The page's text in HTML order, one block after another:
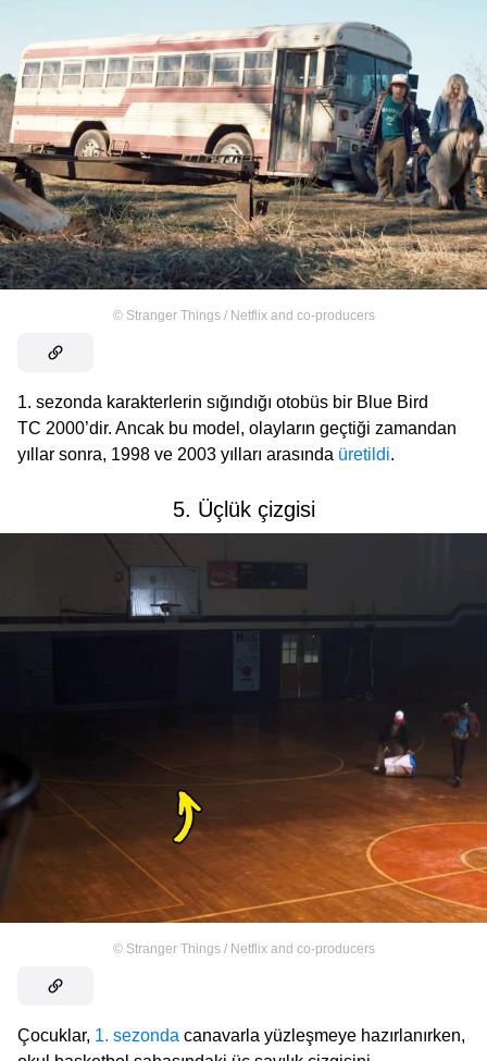
© Stranger Things / Netflix and co-producers
1. sezonda karakterlerin sığındığı otobüs bir Blue Bird
TC 2000’dir. Ancak bu model, olayların geçtiği zamandan
yıllar sonra, 1998 ve 2003 yılları arasında üretildi.
5. Üçlük çizgisi
© Stranger Things / Netflix and co-producers
Çocuklar, 1. sezonda canavarla yüzleşmeye hazırlanırken,